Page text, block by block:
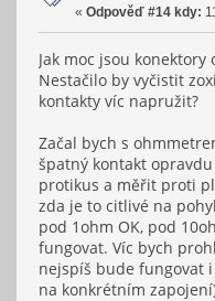
« Odpověď #14 kdy:
Jak moc jsou
Nestačilo by vyčistit
kontakty víc napružit?
Začal bych s
špatný kontakt
protikus a měřit proti
zda je to citlivé na
pod 1ohm OK, pod
fungovat. Víc bych
nejspíš bude fungovat
na konkrétním